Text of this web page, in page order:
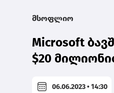
მსოფლიო
Microsoft
$20
06.06.2023 • 14:30